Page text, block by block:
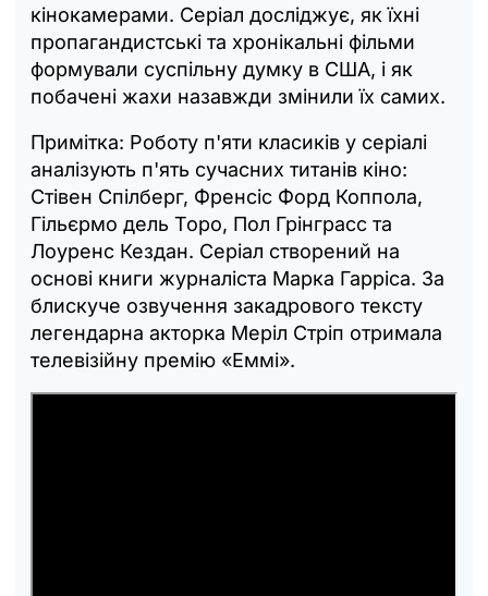
кінокамерами. Серіал досліджує, як їхні
пропагандистські та хронікальні фільми
формували суспільну думку в США, і як
побачені жахи назавжди змінили їх самих.
Примітка: Роботу п'яти класиків у серіалі
аналізують п'ять сучасних титанів кіно:
Стівен Спілберг, Френсіс Форд Коппола,
Гільєрмо дель Торо, Пол Грінграсс та
Лоуренс Кездан. Серіал створений на
основі книги журналіста Марка Гарріса. За
блискуче озвучення закадрового тексту
легендарна акторка Меріл Стріп отримала
телевізійну премію «Еммі».